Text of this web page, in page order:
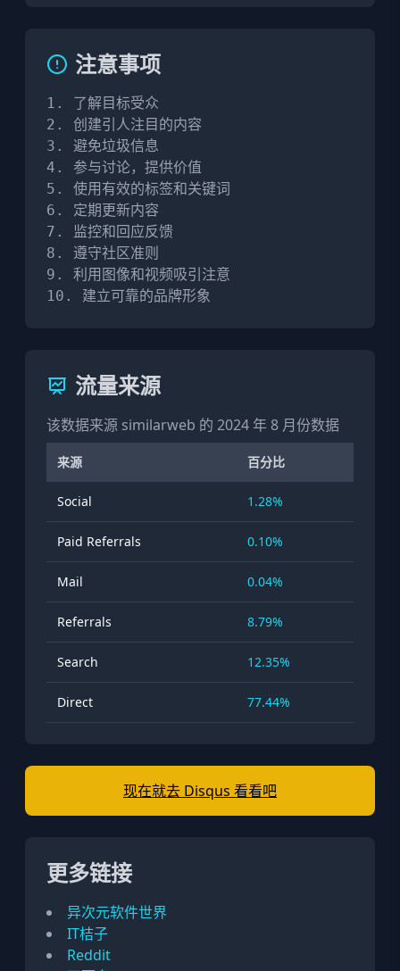
注意事项
1. 了解目标受众
2. 创建引人注目的内容
3. 避免垃圾信息
4. 参与讨论，提供价值
5. 使用有效的标签和关键词
6. 定期更新内容
7. 监控和回应反馈
8. 遵守社区准则
9. 利用图像和视频吸引注意
10. 建立可靠的品牌形象
流量来源
该数据来源 similarweb 的 2024 年 8 月份数据
来源 百分比
Social 1.28%
Paid Referrals 0.10%
Mail 0.04%
Referrals 8.79%
Search 12.35%
Direct 77.44%
现在就去 Disqus 看看吧
更多链接
异次元软件世界
IT桔子
Reddit